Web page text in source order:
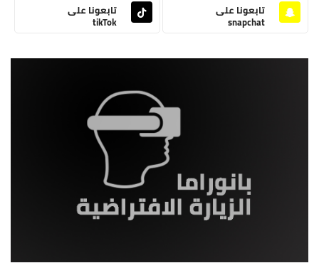
تابعونا على
snapchat
تابعونا على
tikTok